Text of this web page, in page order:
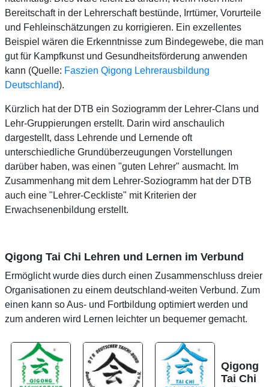
Bereitschaft in der Lehrerschaft bestünde, Irrtümer, Vorurteile
und Fehleinschätzungen zu korrigieren. Ein exzellentes
Beispiel wären die Erkenntnisse zum Bindegewebe, die man
gut für Kampfkunst und Gesundheitsförderung anwenden
kann (Quelle: Faszien Qigong Lehrerausbildung
Deutschland).
Kürzlich hat der DTB ein Soziogramm der Lehrer-Clans und
Lehr-Gruppierungen erstellt. Darin wird anschaulich
dargestellt, dass Lehrende und Lernende oft
unterschiedliche Grundüberzeugungen Vorstellungen
darüber haben, was einen "guten Lehrer" ausmacht. Im
Zusammenhang mit dem Lehrer-Soziogramm hat der DTB
auch eine "Lehrer-Ceckliste" mit Kriterien der
Erwachsenenbildung erstellt.
Qigong Tai Chi Lehren und Lernen im Verbund
Ermöglicht wurde dies durch einen Zusammenschluss dreier
Organisationen zu einem deutschland-weiten Verbund. Zum
einen kann so Aus- und Fortbildung optimiert werden und
zum anderen wird Lernen leichter un bequemer gemacht.
Qigong
Tai Chi